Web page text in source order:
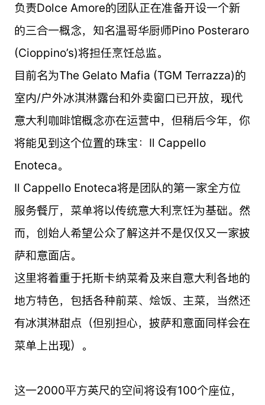
负责Dolce Amore的团队正在准备开设一个新
的三合一概念，知名温哥华厨师Pino Posteraro
(Cioppino’s)将担任烹饪总监。
目前名为The Gelato Mafia (TGM Terrazza)的
室内/户外冰淇淋露台和外卖窗口已开放，现代
意大利咖啡馆概念亦在运营中，但稍后今年，你
将能见到这个位置的珠宝：Il Cappello
Enoteca。
Il Cappello Enoteca将是团队的第一家全方位
服务餐厅，菜单将以传统意大利烹饪为基础。然
而，创始人希望公众了解这并不是仅仅又一家披
萨和意面店。
这里将着重于托斯卡纳菜肴及来自意大利各地的
地方特色，包括各种前菜、烩饭、主菜，当然还
有冰淇淋甜点（但别担心，披萨和意面同样会在
菜单上出现）。
这一2000平方英尺的空间将设有100个座位，